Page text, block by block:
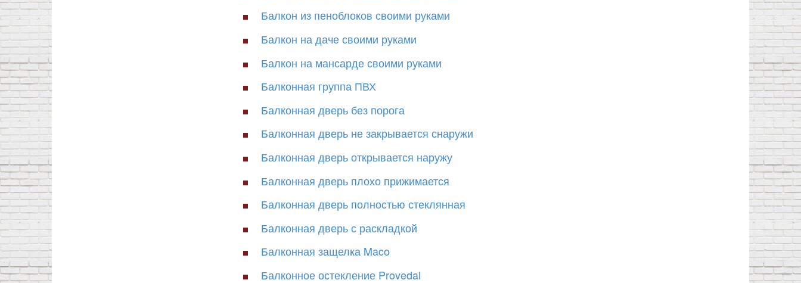
Балкон из пеноблоков своими руками
Балкон на даче своими руками
Балкон на мансарде своими руками
Балконная группа ПВХ
Балконная дверь без порога
Балконная дверь не закрывается снаружи
Балконная дверь открывается наружу
Балконная дверь плохо прижимается
Балконная дверь полностью стеклянная
Балконная дверь с раскладкой
Балконная защелка Maco
Балконное остекление Provedal